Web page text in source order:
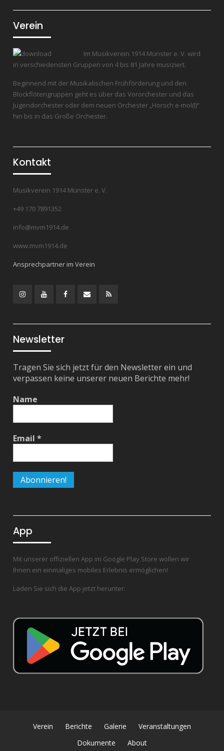
Verein
Im Musikverein 1914 Münster e. V. wird
in verschiedensten Gruppen von 4 bis 81 Jahre musiziert.
Beginnend mit der Musikalischen Frühförderung und den
Blockflötengruppen geht es über das Vororchester und das
Jugendorchester oder dem neuen Orchester „Horsch e-mol(l)“
hin bis in das Große Orchester.
Kontakt
Musikverein 1914 Münster e. V.
+49 170 7891352
info@mvm1914.de
www.mvm1914.de
Ansprechpartner im Verein
Newsletter
Tragen Sie sich jetzt für den Newsletter ein und
verpassen keine unserer neuen Berichte mehr!
Name
Email*
App
Mit unserer offiziellen App im Google Play Store wollen wir
Ihnen ein einmaliges mobiles Erlebnis ermöglichen!
Laden Sie sich die App jetzt herunter:
Verein Berichte Galerie
Veranstaltungen
Dokumente
About